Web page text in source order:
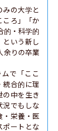
みの大学と
ころ」「か
的・科学的
という新し
余りの卒業
で「ここ
統合的に理
の中を生き
況でもしな
・栄養・医
ポートとな